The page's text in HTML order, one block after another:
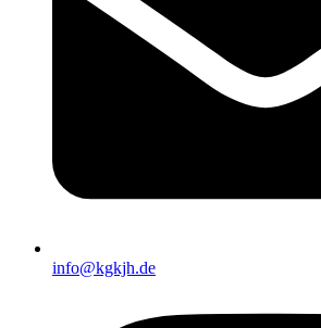
info@kgkjh.de